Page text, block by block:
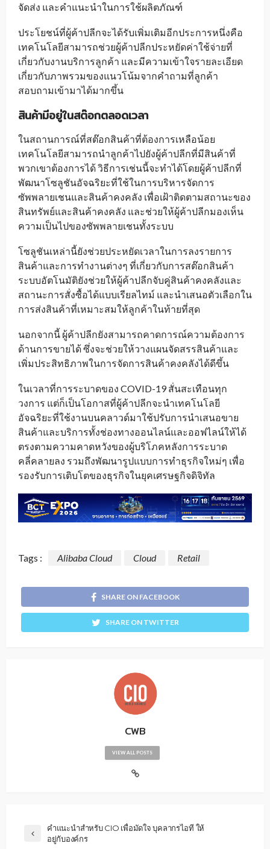
จัดส่ง และคำแนะนำในการใช้ผลิตภัณฑ์
ประโยชน์ที่ผู้ค้าปลีกจะได้รับเพิ่มเติมอีกประการหนึ่งคือ
เทคโนโลยีสามารถช่วยผู้ค้าปลีกประหยัดค่าใช้จ่ายที่
เกี่ยวกับงานบริการลูกค้า และมีความเข้าใจรายละเอียด
เกี่ยวกับภาพรวมของแนวโน้มจากคำถามที่ลูกค้า
สอบถามเข้ามาได้มากขึ้น
สินค้ามีอยู่ในสต๊อกตลอดเวลา
ในสถานการณ์ที่สต๊อกสินค้าที่ต้องการเหลือน้อย
เทคโนโลยีสามารถนำลูกค้าไปยังผู้ค้าปลีกที่มีสินค้าที่
พวกเขาต้องการได้ วิธีการเช่นนี้จะทำได้โดยผู้ค้าปลีกที่
พัฒนาโซลูชันอัจฉริยะที่ใช้ในการบริหารจัดการ
ซัพพลายเชนและสินค้าคงคลัง เพื่อเฝ้าติดตามสถานะของ
สินทรัพย์และสินค้าคงคลัง และช่วยให้ผู้ค้าปลีกมองเห็น
ความเป็นไปของซัพพลายเชนทั้งระบบ
โซลูชันเหล่านี้ยังช่วยประหยัดเวลาในการลงรายการ
สินค้าและการทำงานต่างๆ ที่เกี่ยวกับการสต๊อกสินค้า
ระบบอัตโนมัติยังช่วยให้ผู้ค้าปลีกจับคู่สินค้าคงคลังและ
สถานะการสั่งซื้อได้แบบเรียลไทม์ และนำเสนอตัวเลือกใน
การส่งสินค้าที่เหมาะสมให้ลูกค้าในท้ายที่สุด
นอกจากนี้ ผู้ค้าปลีกยังสามารถคาดการณ์ความต้องการ
ด้านการขายได้ ซึ่งจะช่วยให้วางแผนจัดสรรสินค้าและ
เพิ่มประสิทธิภาพในการจัดการสินค้าคงคลังได้ดีขึ้น
ในเวลาที่การระบาดของ COVID-19 สั่นสะเทือนทุก
วงการ แต่ก็เป็นโอกาสที่ผู้ค้าปลีกจะนำเทคโนโลยี
อัจฉริยะที่ใช้งานบนคลาวด์มาใช้ปรับการนำเสนอขาย
สินค้าและบริการทั้งช่องทางออนไลน์และออฟไลน์ให้ได้
ตรงตามความคาดหวังของผู้บริโภคหลังการระบาด
คลี่คลายลง รวมถึงพัฒนารูปแบบการทำธุรกิจใหม่ๆ เพื่อ
รองรับการเติบโตของธุรกิจในยุคเศรษฐกิจดิจิทัล
Tags : Alibaba Cloud Cloud Retail
SHARE ON FACEBOOK
SHARE ON TWITTER
CWB
VIEW ALL POSTS
คำแนะนำสำหรับ CIO เพื่อมัดใจ บุคลากรไอที ให้
อยู่กับองค์กร